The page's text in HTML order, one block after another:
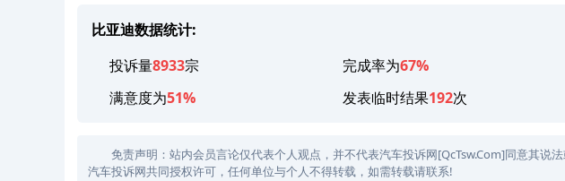
比亚迪数据统计:
投诉量8933宗 完成率为67%
满意度为51% 发表临时结果192次
免责声明：站内会员言论仅代表个人观点，并不代表汽车投诉网[QcTsw.Com]同意其说
汽车投诉网共同授权许可，任何单位与个人不得转载，如需转载请联系!